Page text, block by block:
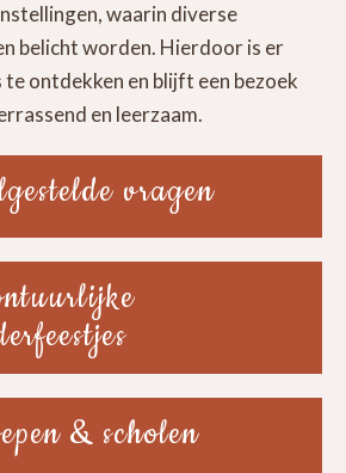
waarin diverse
belicht worden. Hierdoor is er
ontdekken en blijft een bezoek
en leerzaam.
vragen
& scholen